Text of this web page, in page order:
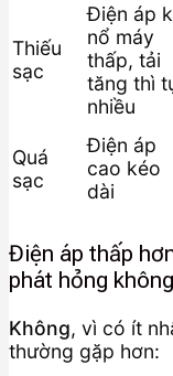
Thiếu
sạc
Điện áp
nổ máy
thấp, tải
tăng thì
nhiều
Quá
sạc
Điện áp
cao kéo
dài
Điện áp thấp
phát hỏng
Không, vì có ít
thường gặp hơn: